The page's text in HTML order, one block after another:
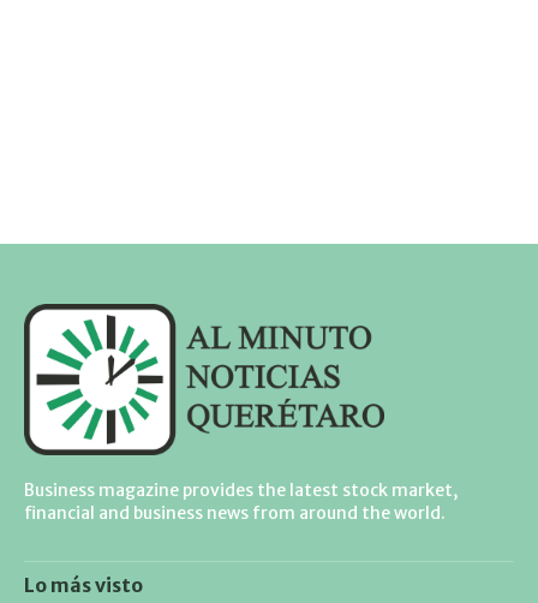
Business magazine provides the latest stock market,
financial and business news from around the world.
Lo más visto